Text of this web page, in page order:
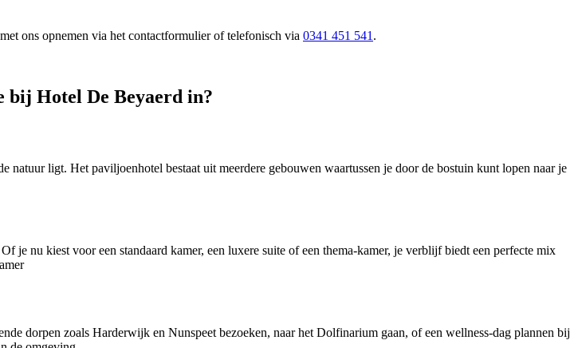
ons opnemen via het contactformulier of telefonisch via 0341 451 541.
bij Hotel De Beyaerd in?
ligt. Het paviljoenhotel bestaat uit meerdere gebouwen waartussen je door de bostuin kunt lopen naar je
nu kiest voor een standaard kamer, een luxere suite of een thema‑kamer, je verblijf biedt een perfecte mix
dorpen zoals Harderwijk en Nunspeet bezoeken, naar het Dolfinarium gaan, of een wellness‑dag plannen bij